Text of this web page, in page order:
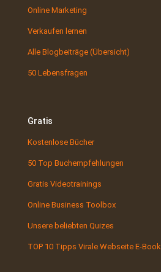
Online Marketing
Verkaufen lernen
Alle Blogbeiträge (Übersicht)
50 Lebensfragen
Gratis
Kostenlose Bücher
50 Top Buchempfehlungen
Gratis Videotrainings
Online Business Toolbox
Unsere beliebten Quizes
TOP 10 Tipps Virale Webseite E-Book